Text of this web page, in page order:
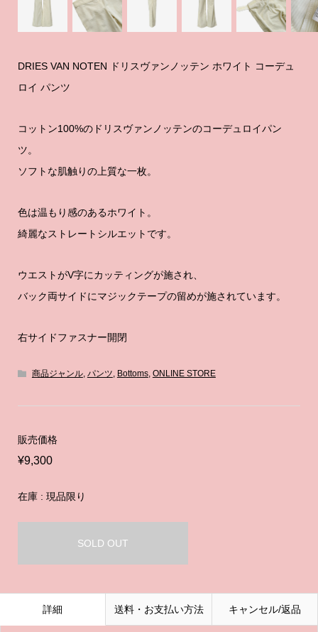
DRIES VAN NOTEN ドリスヴァンノッテン ホワイト コーデュ
ロイ パンツ
コットン100%のドリスヴァンノッテンのコーデュロイパン
ツ。
ソフトな肌触りの上質な一枚。
色は温もり感のあるホワイト。
綺麗なストレートシルエットです。
ウエストがV字にカッティングが施され、
バック両サイドにマジックテープの留めが施されています。
右サイドファスナー開閉
商品ジャンル, パンツ Bottoms, ONLINE STORE
販売価格
¥9,300
在庫 : 現品限り
SOLD OUT
詳細 送料・お支払い方法 キャンセル/返品